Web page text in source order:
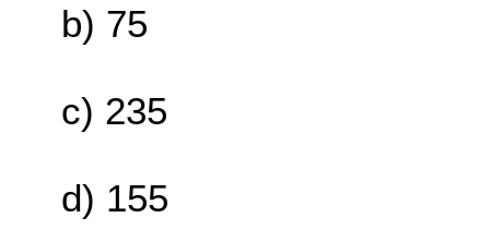
b) 75
c) 235
d) 155